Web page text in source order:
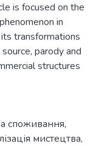
is focused on the
in
transformations
parody and
structures
споживання,
мистецтва,